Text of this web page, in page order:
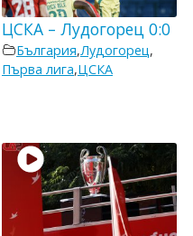
ЦСКА – Лудогорец 0:0
България,Лудогорец,
Първа лига,ЦСКА